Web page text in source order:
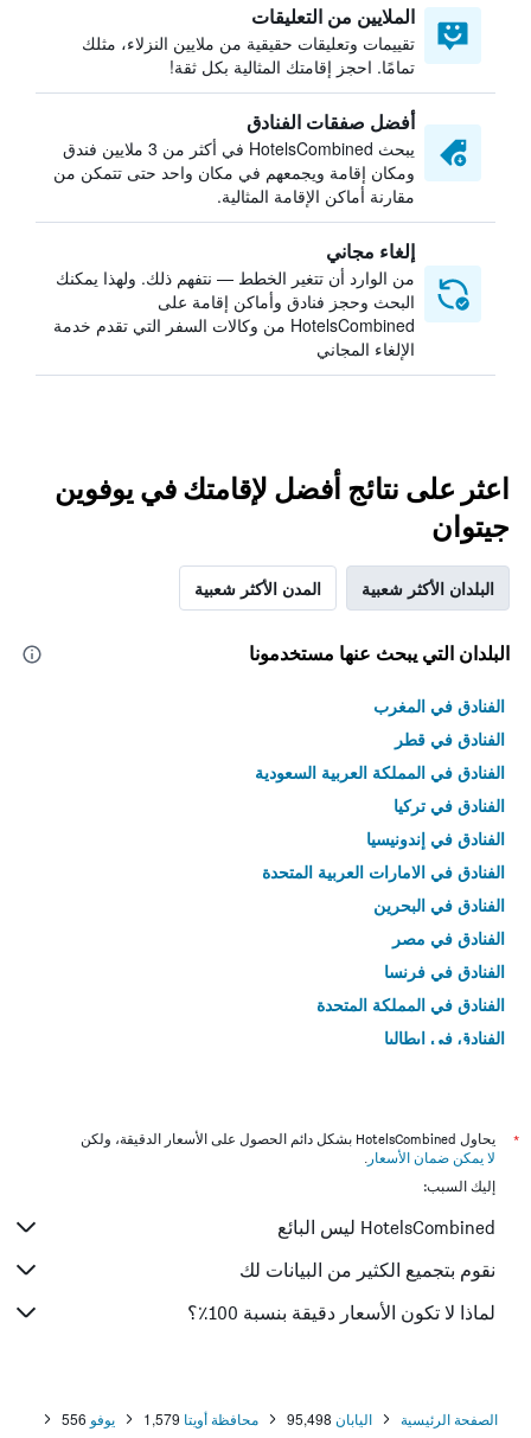
الملايين من التعليقات
تقييمات وتعليقات حقيقية من ملايين النزلاء، مثلك
تمامًا. احجز إقامتك المثالية بكل ثقة!
أفضل صفقات الفنادق
يبحث HotelsCombined في أكثر من 3 ملايين فندق
ومكان إقامة ويجمعهم في مكان واحد حتى تتمكن من
مقارنة أماكن الإقامة المثالية.
إلغاء مجاني
من الوارد أن تتغير الخطط — نتفهم ذلك. ولهذا يمكنك
البحث وحجز فنادق وأماكن إقامة على
HotelsCombined من وكالات السفر التي تقدم خدمة
الإلغاء المجاني
اعثر على نتائج أفضل لإقامتك في يوفوين
جيتوان
البلدان الأكثر شعبية المدن الأكثر شعبية
البلدان التي يبحث عنها مستخدمونا
الفنادق في المغرب
الفنادق في قطر
الفنادق في المملكة العربية السعودية
الفنادق في تركيا
الفنادق في إندونيسيا
الفنادق في الامارات العربية المتحدة
الفنادق في البحرين
الفنادق في مصر
الفنادق في فرنسا
الفنادق في المملكة المتحدة
الفنادق في إيطاليا
*
يحاول HotelsCombined بشكل دائم الحصول على الأسعار الدقيقة، ولكن
لا يمكن ضمان الأسعار .
إليك السبب:
HotelsCombined ليس البائع
نقوم بتجميع الكثير من البيانات لك
لماذا لا تكون الأسعار دقيقة بنسبة 100٪؟
الصفحة الرئيسية اليابان 95,498 محافظة أويتا 1,579 يوفو 556